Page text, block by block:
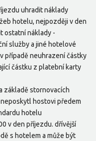
uhradit náklady
hotelu, nejpozději v den
ostatní náklady -
služby a jiné hotelové
případě neuhrazení částky
částku z platební karty
základě stornovacích
hostovi předem
hotelu
v den příjezdu. dřívější
s hotelem a může být